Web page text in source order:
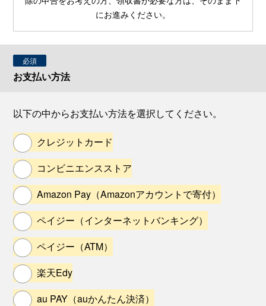
にお進みください。
必須
お支払い方法
以下の中からお支払い方法を選択してください。
クレジットカード
コンビニエンスストア
Amazon Pay（Amazonアカウントで寄付）
ペイジー（インターネットバンキング）
ペイジー（ATM）
楽天Edy
au PAY（auかんたん決済）